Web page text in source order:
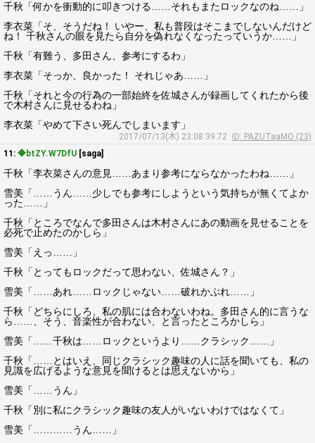
千秋「何かを衝動的に叩きつける……それもまたロックなのね……」
李衣菜「そ、そうだね！ いやー、私も普段はそこまでしないんだけど
ね！ 千秋さんの眼を見たら自分を偽れなくなったっていうか……」
千秋「有難う、多田さん、参考にするわ」
李衣菜「そっか、良かった！ それじゃあ……」
千秋「それと今の行為の一部始終を佐城さんが録画してくれたから後
で木村さんに見せるわね」
李衣菜「やめて下さい死んでしまいます」
2017/07/13(木) 23:08:39.72
ID: PAZUTaaMO (23)
11: ◆btZY.W7DfU [saga]
千秋「李衣菜さんの意見……あまり参考にならなかったわね……」
雪美「……うん……少しでも参考にしようという気持ちが無くてよか
った……」
千秋「ところでなんで多田さんは木村さんにあの動画を見せることを
必死で止めたのかしら」
雪美「えっ……」
千秋「とってもロックだって思わない、佐城さん？」
雪美「……あれ……ロックじゃない……破れかぶれ……」
千秋「どちらにしろ、私の肌には合わないわね。多田さん的に言うな
ら……、そう、音楽性が合わない、と言ったところかしら」
雪美「……千秋は……ロックというより……クラシック……」
千秋「……とはいえ、同じクラシック趣味の人に話を聞いても、私の
見識を広げるような意見を聞けるとは思えないから」
雪美「……うん」
千秋「別に私にクラシック趣味の友人がいないわけではなくて」
雪美「…………うん……」